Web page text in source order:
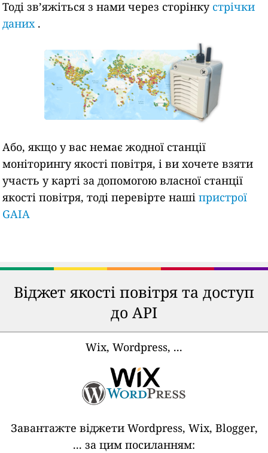
Тоді зв’яжіться з нами через сторінку стрічки
даних .
Або, якщо у вас немає жодної станції
моніторингу якості повітря, і ви хочете взяти
участь у карті за допомогою власної станції
якості повітря, тоді перевірте нашіпристрої
GAIA
Віджет якості повітря та доступ
до API
Wix, Wordpress, ...
Завантажте віджети Wordpress, Wix, Blogger,
... за цим посиланням: